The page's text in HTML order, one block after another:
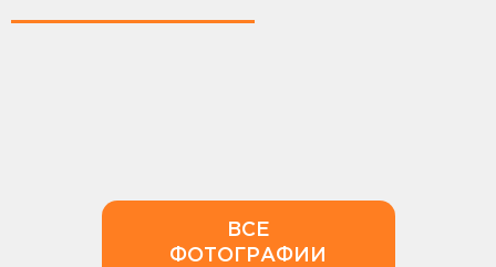
ВСЕ
ФОТОГРАФИИ